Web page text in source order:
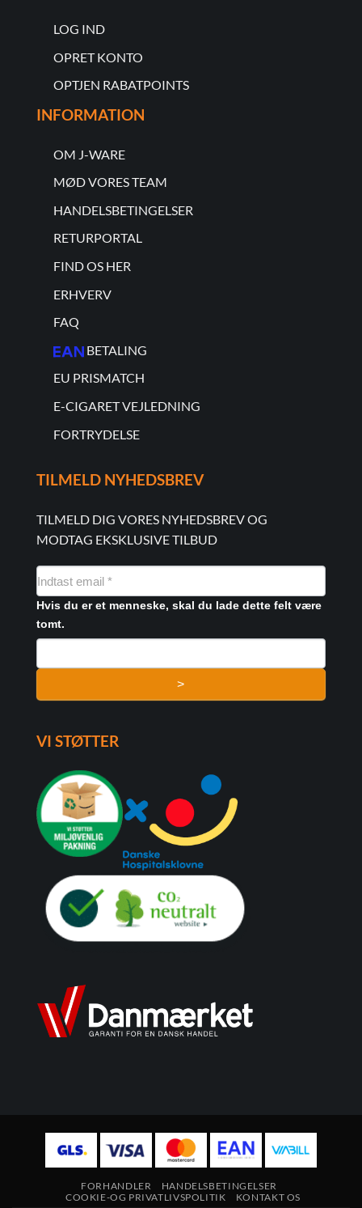
LOG IND
OPRET KONTO
OPTJEN RABATPOINTS
INFORMATION
OM J-WARE
MØD VORES TEAM
HANDELSBETINGELSER
RETURPORTAL
FIND OS HER
ERHVERV
FAQ
BETALING
EU PRISMATCH
E-CIGARET VEJLEDNING
FORTRYDELSE
TILMELD NYHEDSBREV
TILMELD DIG VORES NYHEDSBREV OG
MODTAG EKSKLUSIVE TILBUD
NYHEDSMAIL
FORMULAR
Hvis du er et menneske, skal du lade dette felt være
tomt.
>
VI STØTTER
FORHANDLER
HANDELSBETINGELSER
COOKIE-OG PRIVATLIVSPOLITIK
KONTAKT OS